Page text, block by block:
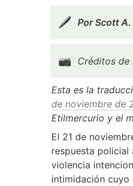
Por Scott
Créditos
Esta es la
de noviembre de
Etilmercurio y el
El 21 de
respuesta policial
violencia
intimidación cuyo